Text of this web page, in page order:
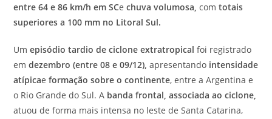
entre 64 e 86 km/h em SCechuva volumosa,com totais
superiores a 100 mm no Litoral Sul.
Umepisódio tardio de ciclone extratropical foi registrado
emdezembro (entre 08 e 09/12), apresentando intensidade
atípicaeformação sobre o continente, entre a Argentina e
o Rio Grande do Sul. A banda frontal, associada ao ciclone,
atuou de forma mais intensa no leste de Santa Catarina,